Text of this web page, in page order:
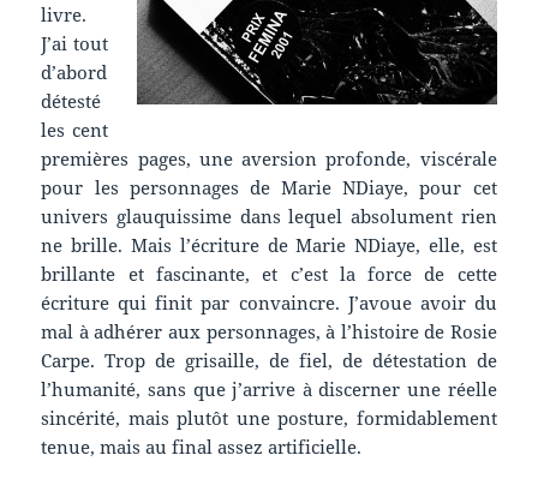
livre.
J’ai tout
d’abord
détesté
les cent
premières pages, une aversion profonde, viscérale
pour les personnages de Marie NDiaye, pour cet
univers glauquissime dans lequel absolument rien
ne brille. Mais l’écriture de Marie NDiaye, elle, est
brillante et fascinante, et c’est la force de cette
écriture qui finit par convaincre. J’avoue avoir du
mal à adhérer aux personnages, à l’histoire de Rosie
Carpe. Trop de grisaille, de fiel, de détestation de
l’humanité, sans que j’arrive à discerner une réelle
sincérité, mais plutôt une posture, formidablement
tenue, mais au final assez artificielle.